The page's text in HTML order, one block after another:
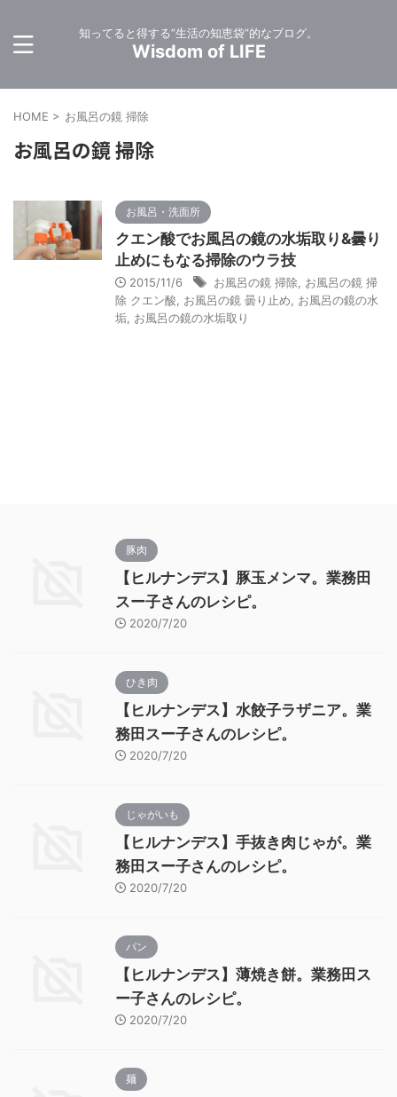
知ってると得する”生活の知恵袋”的なブログ。
Wisdom of LIFE
HOME > お風呂の鏡 掃除
お風呂の鏡 掃除
お風呂・洗面所
クエン酸でお風呂の鏡の水垢取り&曇り
止めにもなる掃除のウラ技
2015/11/6 お風呂の鏡 掃除 お風呂の鏡 掃
除 クエン酸
お風呂の鏡 曇り止め
お風呂の鏡の水
垢 お風呂の鏡の水垢取り
豚肉
【ヒルナンデス】豚玉メンマ。業務田
スー子さんのレシピ。
2020/7/20
ひき肉
【ヒルナンデス】水餃子ラザニア。業
務田スー子さんのレシピ。
2020/7/20
じゃがいも
【ヒルナンデス】手抜き肉じゃが。業
務田スー子さんのレシピ。
2020/7/20
パン
【ヒルナンデス】薄焼き餅。業務田ス
ー子さんのレシピ。
2020/7/20
麺